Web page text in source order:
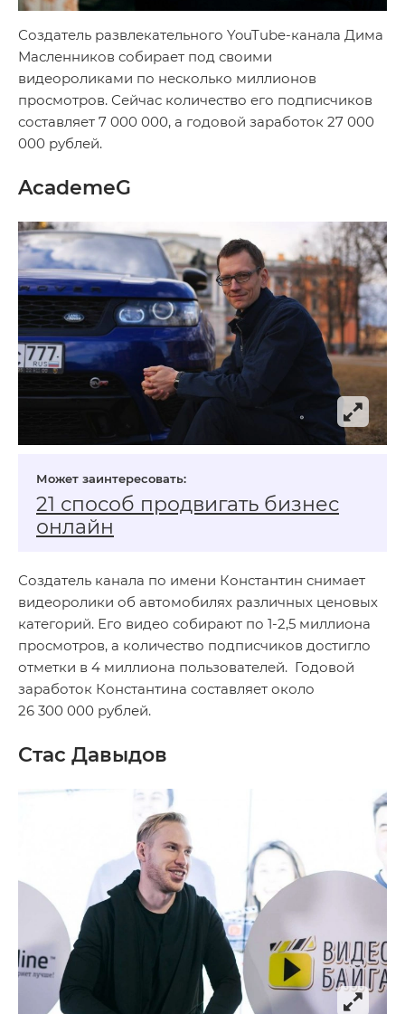
Создатель развлекательного YouTube-канала Дима
Масленников собирает под своими
видеороликами по несколько миллионов
просмотров. Сейчас количество его подписчиков
составляет 7 000 000, а годовой заработок 27 000
000 рублей.
AcademeG
21 способ продвигать бизнес
онлайн
Создатель канала по имени Константин снимает
видеоролики об автомобилях различных ценовых
категорий. Его видео собирают по 1-2,5 миллиона
просмотров, а количество подписчиков достигло
отметки в 4 миллиона пользователей. Годовой
заработок Константина составляет около
26 300 000 рублей.
Стас Давыдов